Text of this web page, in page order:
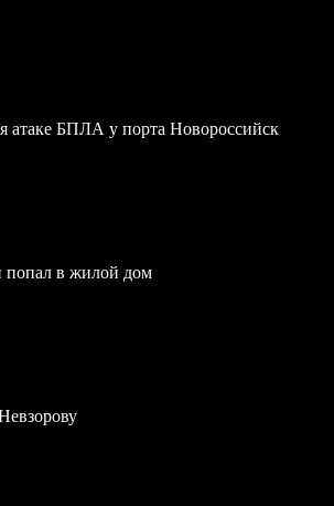
атаке БПЛА у порта Новороссийск
попал в жилой дом